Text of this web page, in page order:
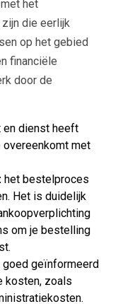
het
die eerlijk
op het gebied
financiële
door de
dienst heeft
met
het bestelproces
Het is duidelijk
om je bestelling
geïnformeerd
kosten, zoals